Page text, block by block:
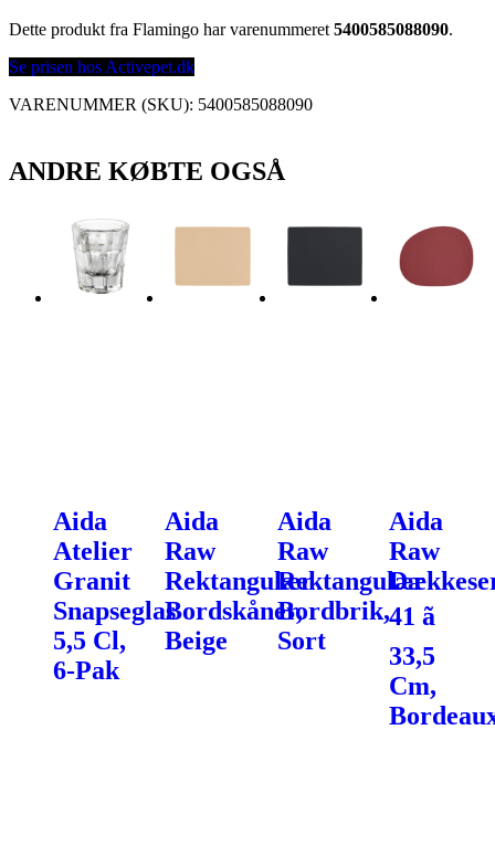
Dette produkt fra Flamingo har varenummeret 5400585088090.
Se prisen hos Activepet.dk
VARENUMMER (SKU): 5400585088090
ANDRE KØBTE OGSÅ
Aida
Atelier
Granit
Snapseglas
5,5 Cl,
6-Pak
Aida
Raw
Rektangulær
Bordskåner,
Beige
Aida
Raw
Rektangulær
Bordbrik,
Sort
Aida
Raw
41 ã
33,5
Cm,